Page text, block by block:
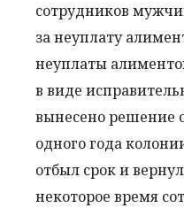
сотрудников
за неуплату
неуплаты
в виде
вынесено решение
одного года
отбыл срок и
некоторое время